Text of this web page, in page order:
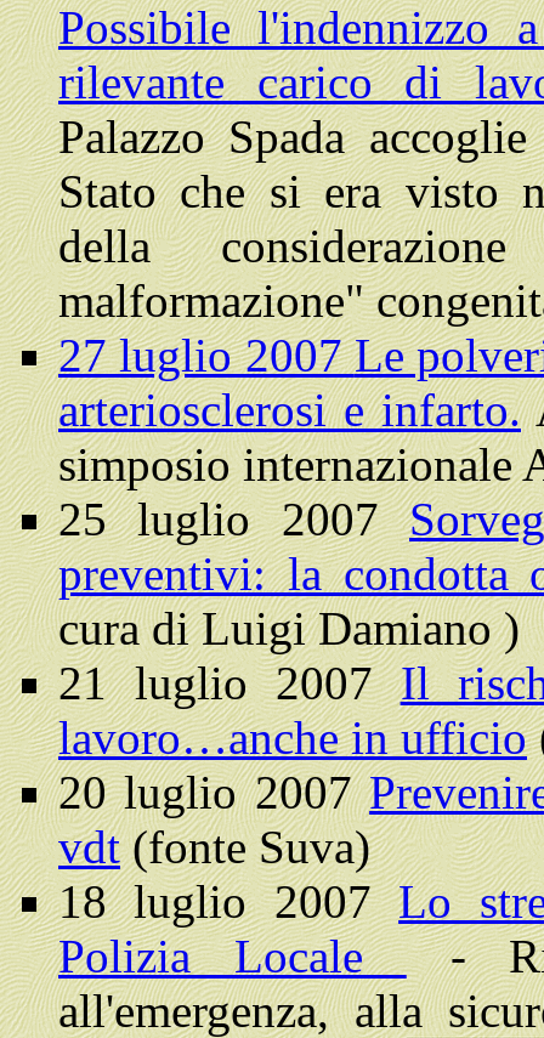
Possibile l'indennizzo
rilevante carico di
Palazzo Spada
Stato che si era visto
della
malformazione"
27 luglio 2007Le
arteriosclerosi e infarto.
simposio internazionale
25 luglio 2007
preventivi: la condotta
cura di Luigi Damiano )
21 luglio 2007Il
lavoro…anche in ufficio
20 luglio 2007
vdt(fonte Suva)
18 luglio 2007Lo
Polizia Locale-
all'emergenza, alla